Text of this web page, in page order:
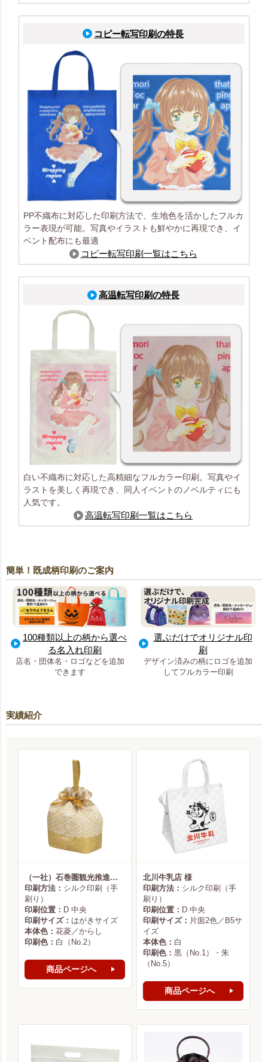
コピー転写印刷の特長
PP不織布に対応した印刷方法で、生地色を活かしたフルカ
ラー表現が可能。写真やイラストも鮮やかに再現でき、イ
ベント配布にも最適
コピー転写印刷一覧はこちら
高温転写印刷の特長
白い不織布に対応した高精細なフルカラー印刷。写真やイ
ラストを美しく再現でき、同人イベントのノベルティにも
人気です。
高温転写印刷一覧はこちら
簡単！既成柄印刷のご案内
100種類以上の柄から選べ
る名入れ印刷
店名・団体名・ロゴなどを追加
できます
選ぶだけでオリジナル印
刷
デザイン済みの柄にロゴを追加
してフルカラー印刷
実績紹介
（一社）石巻圏観光推進機構様
印刷方法： シルク印刷（手
刷り）
印刷位置： D 中央
印刷サイズ： はがきサイズ
本体色： 花菱／からし
印刷色： 白（No.2）
商品ページへ
北川牛乳店 様
印刷方法： シルク印刷（手
刷り）
印刷位置： D 中央
印刷サイズ： 片面2色／B5サ
イズ
本体色： 白
印刷色： 黒（No.1）・朱
（No.5）
商品ページへ